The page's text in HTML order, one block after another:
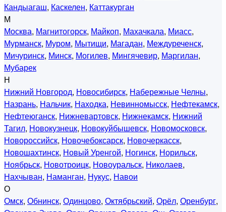
Кандыагаш, Каскелен, Каттакурган
М
Москва, Магнитогорск, Майкоп, Махачкала, Миасс,
Мурманск, Муром, Мытищи, Магадан, Междуреченск,
Мичуринск, Минск, Могилев, Мингячевир, Маргилан,
Мубарек
Н
Нижний Новгород, Новосибирск, Набережные Челны,
Назрань, Нальчик, Находка, Невинномысск, Нефтекамск,
Нефтеюганск, Нижневартовск, Нижнекамск, Нижний
Тагил, Новокузнецк, Новокуйбышевск, Новомосковск,
Новороссийск, Новочебоксарск, Новочеркасск,
Новошахтинск, Новый Уренгой, Ногинск, Норильск,
Ноябрьск, Новотроицк, Новоуральск, Николаев,
Нахчыван, Наманган, Нукус, Навои
О
Омск, Обнинск, Одинцово, Октябрьский, Орёл, Оренбург,